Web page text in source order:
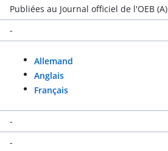
Publiées au Journal officiel de l'OEB (A)
-
Allemand
Anglais
Français
-
-